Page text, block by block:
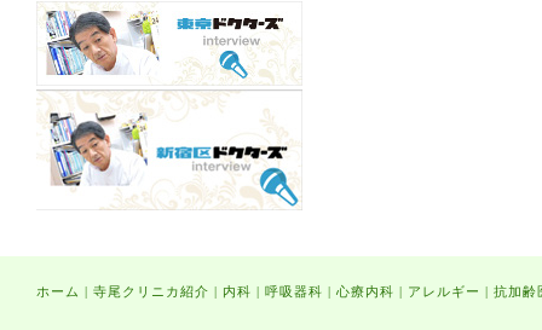
ホーム | 寺尾クリニカ紹介 | 内科 | 呼吸器科 | 心療内科 | アレルギー | 抗加齢